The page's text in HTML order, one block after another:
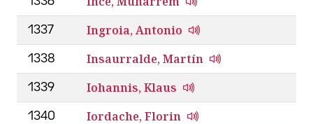
1337 Ingroia, Antonio
1338 Insaurralde, Martín
1339 Iohannis, Klaus
1340 Iordache, Florin